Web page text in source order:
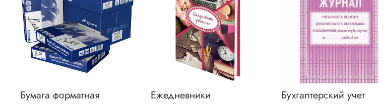
Бумага форматная Ежедневники Бухгалтерский учет